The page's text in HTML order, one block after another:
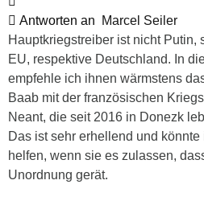
Antworten an
Marcel Seiler
Hauptkriegstreiber ist nicht Putin,
EU, respektive Deutschland. In
empfehle ich ihnen wärmstens
Baab mit der französischen
Neant, die seit 2016 in Donezk
Das ist sehr erhellend und
helfen, wenn sie es zulassen,
Unordnung gerät.